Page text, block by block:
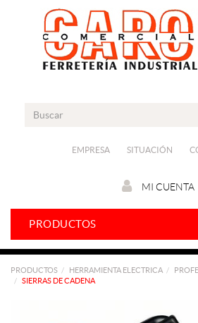
EMPRESA SITUACIÓN
MI CUENTA
PRODUCTOS
PRODUCTOS HERRAMIENTA ELECTRICA
SIERRAS DE CADENA